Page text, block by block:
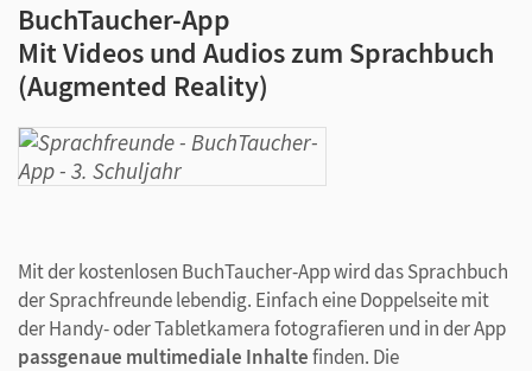
BuchTaucher-App
Mit Videos und Audios zum Sprachbuch
(Augmented Reality)
Mit der kostenlosen BuchTaucher-App wird das Sprachbuch
der Sprachfreunde lebendig. Einfach eine Doppelseite mit
der Handy- oder Tabletkamera fotografieren und in der App
passgenaue multimediale Inhaltefinden. Die